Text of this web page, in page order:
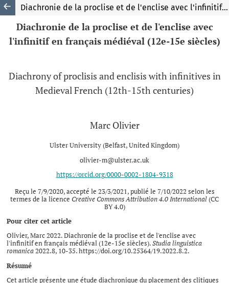
Diachronie de la proclise et de l'enclise avec l'infinitif en français médiéval (12e-15e siècles)